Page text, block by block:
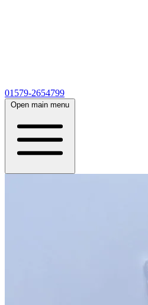
01579-2654799
Open main menu